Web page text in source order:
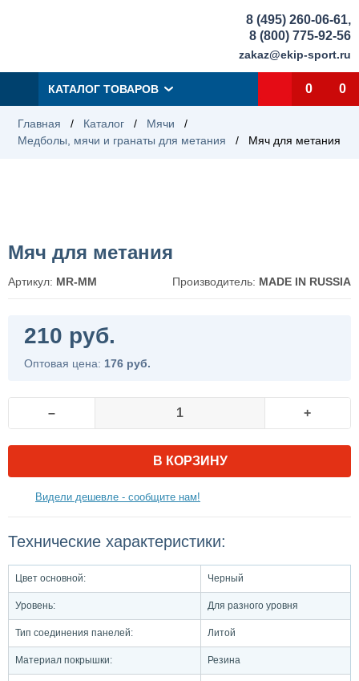
8 (495) 260-06-61,
8 (800) 775-92-56
zakaz@ekip-sport.ru
КАТАЛОГ ТОВАРОВ 0 0
Главная / Каталог / Мячи
/
Медболы, мячи и гранаты для метания
/ Мяч для метания
Мяч для метания
Артикул: MR-MM Производитель: MADE IN RUSSIA
210 руб.
Оптовая цена: 176 руб.
– +
В КОРЗИНУ
Видели дешевле - сообщите нам!
Технические характеристики:
Цвет основной: Черный
Уровень: Для разного уровня
Тип соединения панелей: Литой
Материал покрышки: Резина